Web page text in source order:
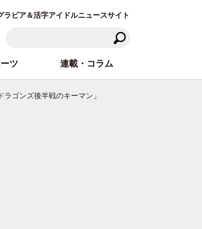
ビア＆活字アイドルニュースサイト
ゴンズ後半戦のキーマン」
ツ 連載・コラム